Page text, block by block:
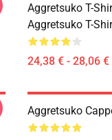
Aggretsuko T-
Aggretsuko T-
24,38 € - 28,06 €
Aggretsuko